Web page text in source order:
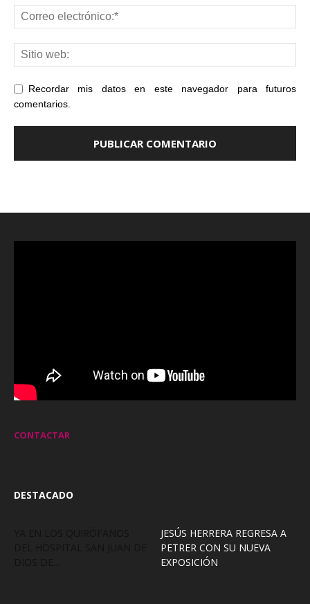
Recordar mis datos en este navegador para futuros
comentarios.
CONTACTAR
DESTACADO
JESÚS HERRERA REGRESA A
PETRER CON SU NUEVA
EXPOSICIÓN